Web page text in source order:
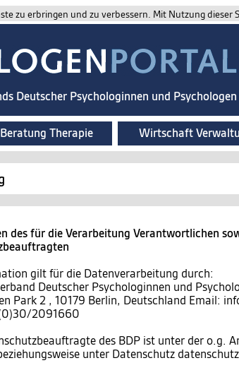
zu erbringen und zu verbessern. Mit Nutzung dieser
Deutscher Psychologinnen und Psychologen
Therapie Wirtschaft
des für die Verarbeitung Verantwortlichen
gilt für die Datenverarbeitung durch:
Deutscher Psychologinnen und
Park 2 , 10179 Berlin, Deutschland Email:
2091660
des BDP ist unter der o.g.
unter Datenschutz